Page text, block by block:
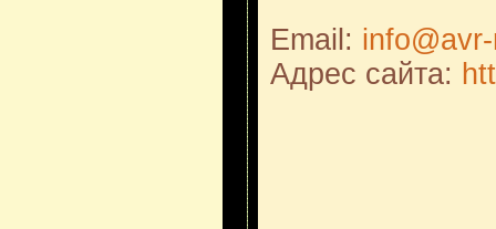
Email:
Адрес сайта: